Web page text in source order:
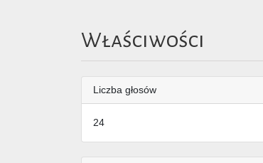
Właściwości
Liczba głosów
24